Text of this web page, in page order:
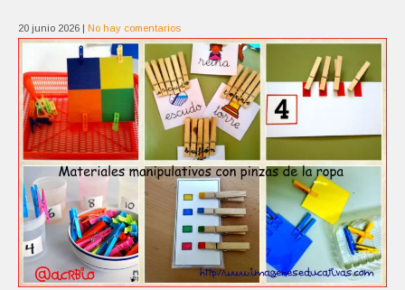
20 junio 2026 | No hay comentarios